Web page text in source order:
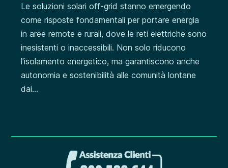
Le soluzioni solari off-grid stanno emergendo
come risposte fondamentali per portare energia
in aree remote e rurali, dove le reti elettriche sono
inesistenti o inaccessibili. Non solo riducono
l'isolamento energetico, ma garantiscono anche
autonomia e sostenibilità alle comunità lontane
dai...